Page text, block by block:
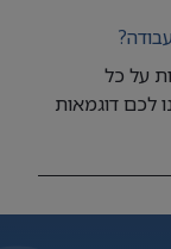
על כל
לכם דוגמאות